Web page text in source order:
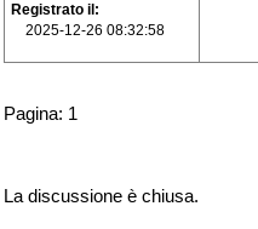
Registrato il
2025-12-26 08:32:58
Pagina: 1
La discussione è chiusa.